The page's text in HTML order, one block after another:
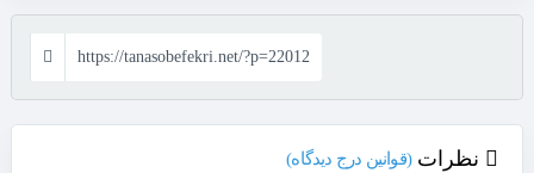
https://tanasobefekri.net/?p=22012
نظرات (قوانین درج دیدگاه)